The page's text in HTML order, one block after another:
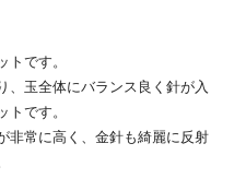
です。
、玉全体にバランス良く針が入
です。
非常に高く、金針も綺麗に反射